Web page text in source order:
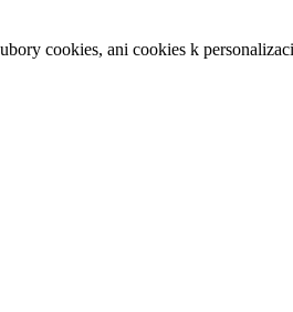
cookies, ani cookies k